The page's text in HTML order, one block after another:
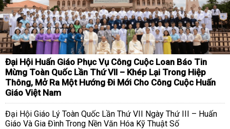
Đại Hội Huấn Giáo Phục Vụ Công Cuộc Loan Báo Tin
Mừng Toàn Quốc Lần Thứ VII – Khép Lại Trong Hiệp
Thông, Mở Ra Một Hướng Đi Mới Cho Công Cuộc Huấn
Giáo Việt Nam
Đại Hội Giáo Lý Toàn Quốc Lần Thứ VII Ngày Thứ III – Huấn
Giáo Và Gia Đình Trong Nền Văn Hóa Kỹ Thuật Số